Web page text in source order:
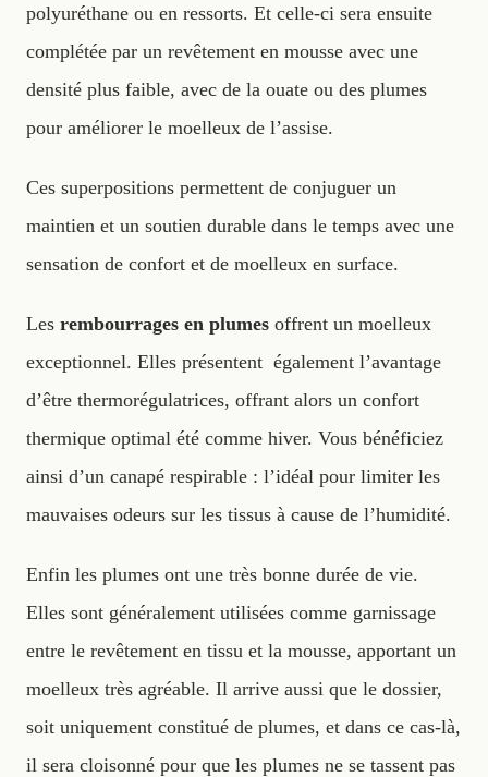
polyuréthane ou en ressorts. Et celle-ci sera ensuite
complétée par un revêtement en mousse avec une
densité plus faible, avec de la ouate ou des plumes
pour améliorer le moelleux de l’assise.
Ces superpositions permettent de conjuguer un
maintien et un soutien durable dans le temps avec une
sensation de confort et de moelleux en surface.
Les rembourrages en plumes offrent un moelleux
exceptionnel. Elles présentent également l’avantage
d’être thermorégulatrices, offrant alors un confort
thermique optimal été comme hiver. Vous bénéficiez
ainsi d’un canapé respirable : l’idéal pour limiter les
mauvaises odeurs sur les tissus à cause de l’humidité.
Enfin les plumes ont une très bonne durée de vie.
Elles sont généralement utilisées comme garnissage
entre le revêtement en tissu et la mousse, apportant un
moelleux très agréable. Il arrive aussi que le dossier,
soit uniquement constitué de plumes, et dans ce cas-là,
il sera cloisonné pour que les plumes ne se tassent pas